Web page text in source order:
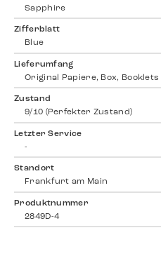
Sapphire
Zifferblatt
Blue
Lieferumfang
Original Papiere, Box, Booklets
Zustand
9/10 (Perfekter Zustand)
Letzter Service
-
Standort
Frankfurt am Main
Produktnummer
2849D-4